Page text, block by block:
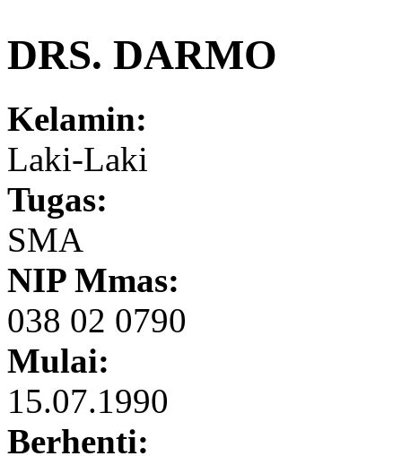
DRS. DARMO
Kelamin:
Laki-Laki
Tugas:
SMA
NIP Mmas:
038 02 0790
Mulai:
15.07.1990
Berhenti: